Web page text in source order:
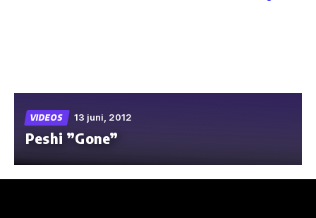
content
VIDEOS 13 juni, 2012
Peshi ”Gone”